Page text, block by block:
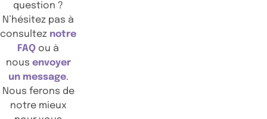
question ?
N’hésitez pas à
consultez notre
FAQ ou à
nous envoyer
un message.
Nous ferons de
notre mieux